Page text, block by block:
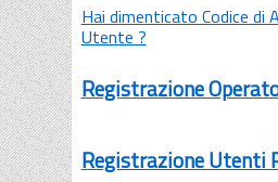
Hai dimenticato Codice di
Utente ?
Registrazione
Registrazione Utenti